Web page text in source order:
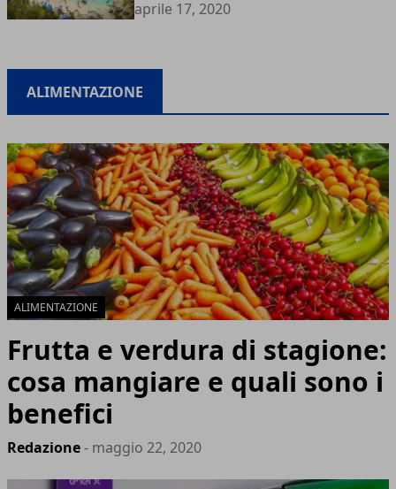
aprile 17, 2020
ALIMENTAZIONE
ALIMENTAZIONE
Frutta e verdura di stagione:
cosa mangiare e quali sono i
benefici
Redazione- maggio 22, 2020